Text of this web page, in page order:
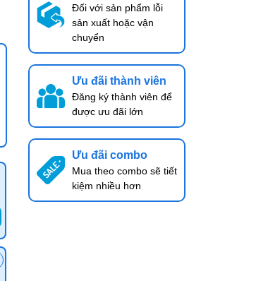
Đối với sản phẩm lỗi
sản xuất hoặc vận
chuyển
Ưu đãi thành viên
Đăng ký thành viên để
được ưu đãi lớn
Ưu đãi combo
Mua theo combo sẽ tiết
kiệm nhiều hơn